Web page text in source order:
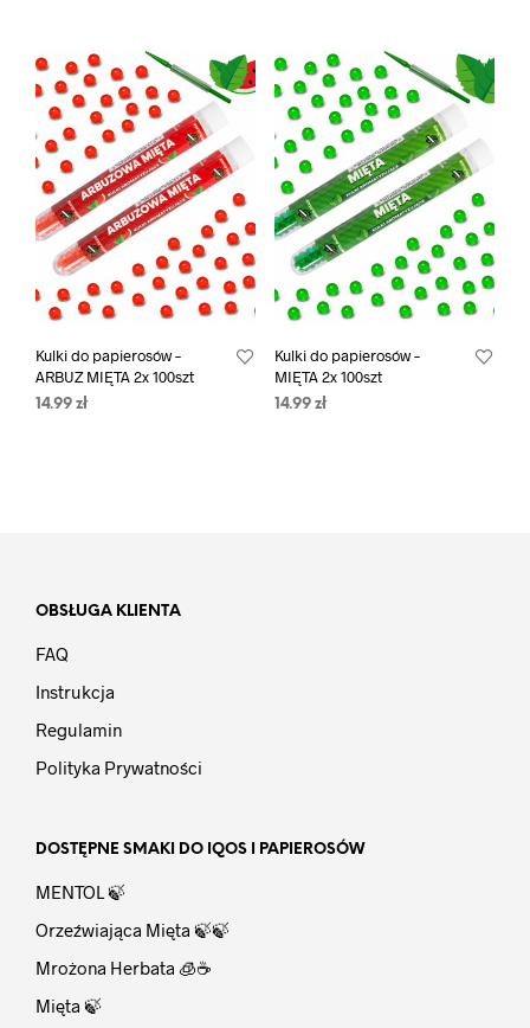
Kulki do papierosów –
ARBUZ MIĘTA 2x 100szt
14.99 zł
Kulki do papierosów –
MIĘTA 2x 100szt
14.99 zł
OBSŁUGA KLIENTA
FAQ
Instrukcja
Regulamin
Polityka Prywatności
DOSTĘPNE SMAKI DO IQOS I PAPIEROSÓW
MENTOL 🍃
Orzeźwiająca Mięta 🍃🍃
Mrożona Herbata 🧊☕
Mięta 🍃